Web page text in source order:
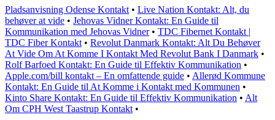
Pladsanvisning Odense Kontakt • Live Nation Kontakt: Alt, du
behøver at vide • Jehovas Vidner Kontakt: En Guide til
Kommunikation med Jehovas Vidner• TDC Fibernet Kontakt |
TDC Fiber Kontakt • Revolut Danmark Kontakt: Alt Du Behøver
At Vide Om At Komme I Kontakt Med Revolut Bank I Danmark •
Rolf Barfoed Kontakt: En Guide til Effektiv Kommunikation •
Apple.com/bill kontakt – En omfattende guide • Allerød Kommune
Kontakt: En Guide til At Komme i Kontakt med Kommunen •
Kinto Share Kontakt: En Guide til Effektiv Kommunikation • Alt
Om CPH West Taastrup Kontakt •